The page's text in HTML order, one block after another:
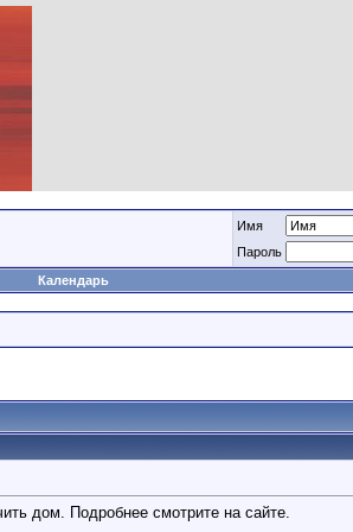
Имя
Пароль
Календарь
дом. Подробнее смотрите на сайте.